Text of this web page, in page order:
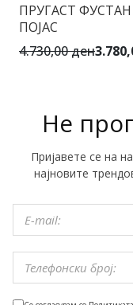
ПРУГАСТ
ПОЈАС
4.730,00 ден
Не
Пријавете се на
најновите